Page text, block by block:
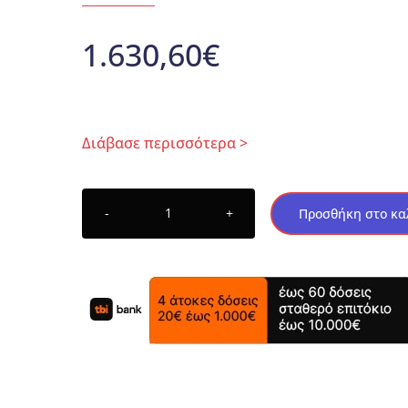
1.630,60€
Διάβασε περισσότερα >
Pegasus
‑
Ποδιών
ποσότητα
Προσθήκη στο